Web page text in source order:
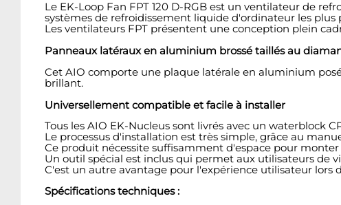
Le EK-Loop Fan FPT 120 D-RGB est un ventilateur de
systèmes de refroidissement liquide d'ordinateur les plus
Les ventilateurs FPT présentent une conception plein
Panneaux latéraux en aluminium brossé taillés au
Cet AIO comporte une plaque latérale en aluminium
brillant.
Universellement compatible et facile à installer
Tous les AIO EK-Nucleus sont livrés avec un waterblock
Le processus d'installation est très simple, grâce au
Ce produit nécessite suffisamment d'espace pour
Un outil spécial est inclus qui permet aux utilisateurs de
C'est un autre avantage pour l'expérience utilisateur lors
Spécifications techniques :